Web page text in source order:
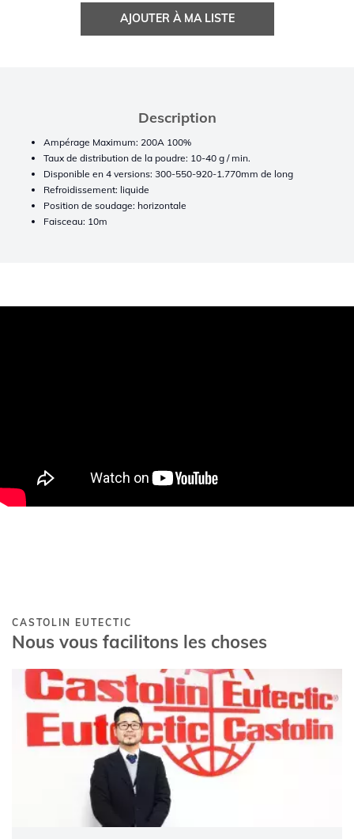
AJOUTER À MA LISTE
Description
Ampérage Maximum: 200A 100%
Taux de distribution de la poudre: 10-40 g / min.
Disponible en 4 versions: 300-550-920-1.770mm de long
Refroidissement: liquide
Position de soudage: horizontale
Faisceau: 10m
CASTOLIN EUTECTIC
Nous vous facilitons les choses